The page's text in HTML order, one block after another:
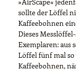
sollte der Löffel
Kaffeebohnen
Dieses
Exemplaren: aus
Löffel fünf mal
Kaffeebohnen,